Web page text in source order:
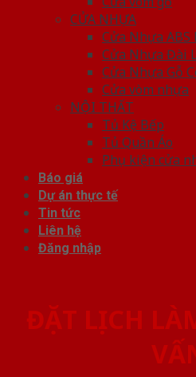
CỬA NHỰA
Cửa Nhựa ABS
Cửa Nhựa Đài
Cửa Nhựa Gỗ
Cửa vòm nhựa
NỘI THẤT
Tủ Kệ Bếp
Tủ Quần Áo
Phụ kiện cửa
Báo giá
Dự án thực tế
Tin tức
Liên hệ
Đăng nhập
ĐẶT LỊCH